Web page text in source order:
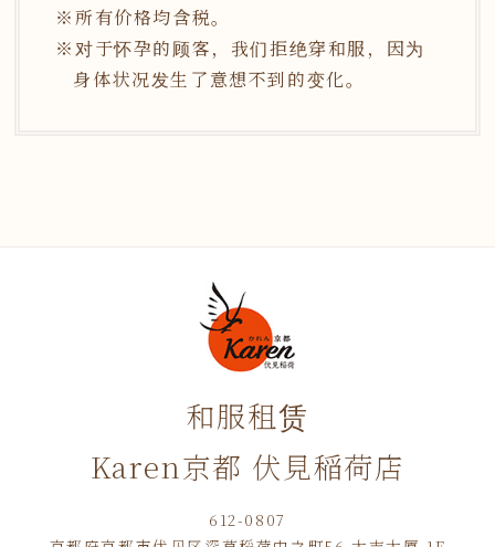
所有价格均含税。
对于怀孕的顾客，我们拒绝穿和服，因为
身体状况发生了意想不到的变化。
和服租赁
Karen京都 伏見稲荷店
612-0807